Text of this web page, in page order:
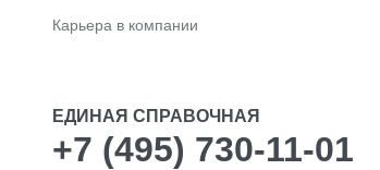
Карьера в компании
ЕДИНАЯ СПРАВОЧНАЯ
+7 (495) 730-11-01